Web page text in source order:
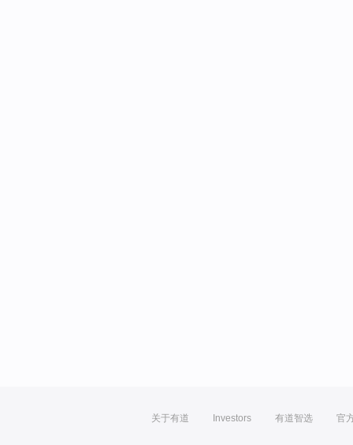
关于有道 Investors 有道智选 官